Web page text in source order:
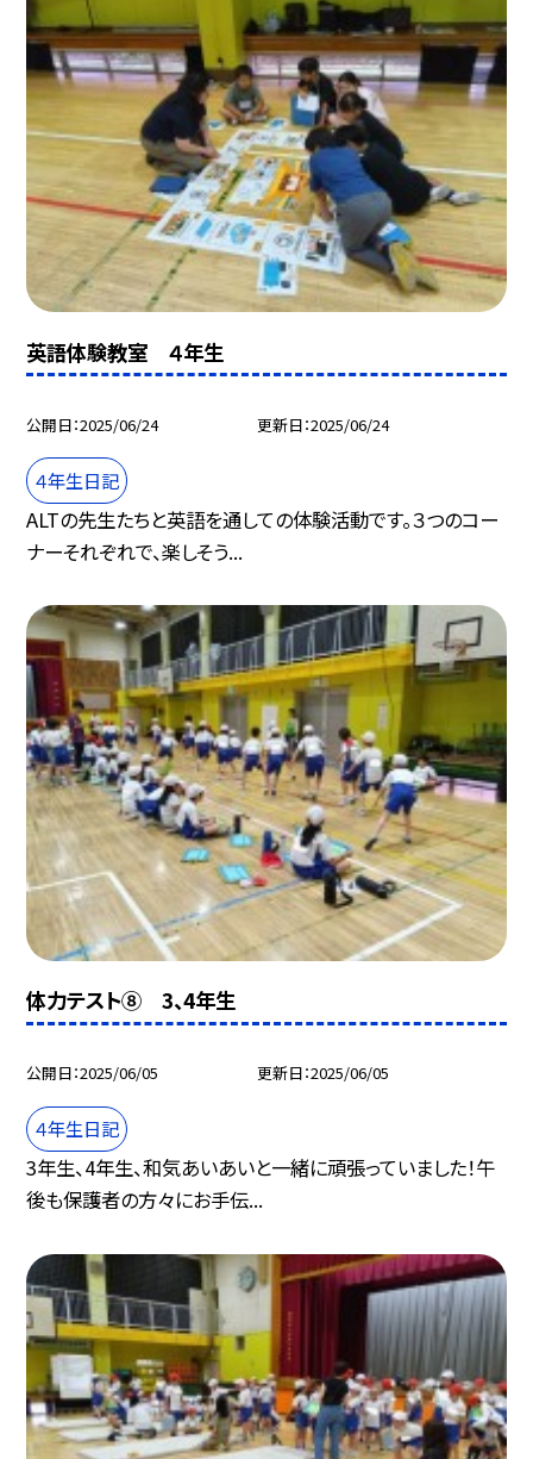
英語体験教室 ４年生
公開日 2025/06/24 更新日 2025/06/24
４年生日記
ALTの先生たちと英語を通しての体験活動です。３つのコー
ナーそれぞれで、楽しそう...
体力テスト⑧ 3、4年生
公開日 2025/06/05 更新日 2025/06/05
４年生日記
3年生、4年生、和気あいあいと一緒に頑張っていました！午
後も保護者の方々にお手伝...